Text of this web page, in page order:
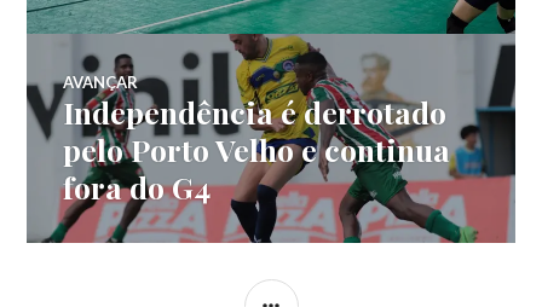
AVANÇAR
Independência é derrotado
pelo Porto Velho e continua
fora do G4